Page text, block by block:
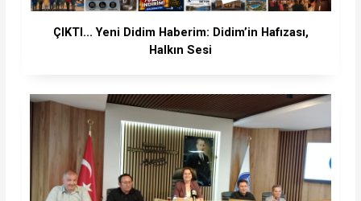
ÇIKTI... Yeni Didim Haberim: Didim’in Hafızası,
Halkın Sesi